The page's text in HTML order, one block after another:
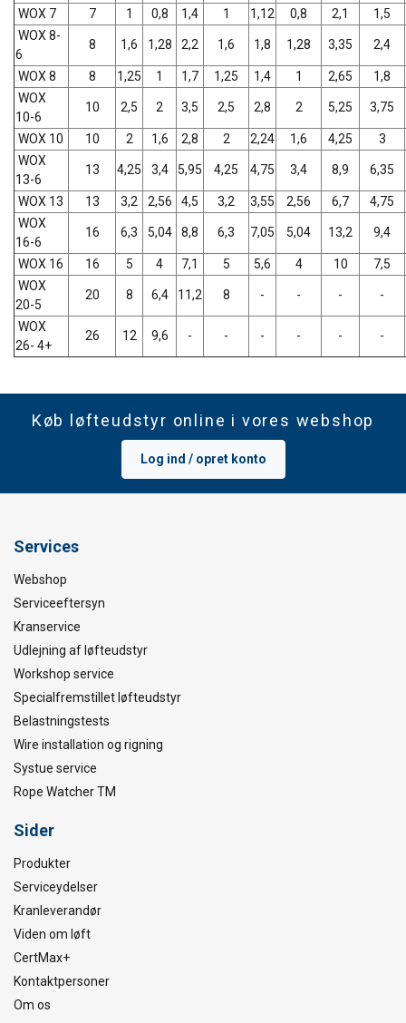
WOX 7 7 1 0,8 1,4 1 1,12 0,8 2,1
1,5
WOX 8-
6
8 1,6 1,28 2,2 1,6 1,8 1,28 3,35 2,4
WOX 8 8 1,25 1 1,7 1,25 1,4 1 2,65
1,8
WOX
10-6
10 2,5 2 3,5 2,5 2,8 2 5,25 3,75
WOX 10 10 2 1,6 2,8 2 2,24 1,6 4,25
3
WOX
13-6
13 4,25 3,4 5,95 4,25 4,75 3,4 8,9 6,35
WOX 13 13 3,2 2,56 4,5 3,2 3,55 2,56 6,7
4,75
WOX
16-6
16 6,3 5,04 8,8 6,3 7,05 5,04 13,2 9,4
WOX 16 16 5 4 7,1 5 5,6 4 10
7,5
WOX
20-5
20 8 6,4 11,2 8 - - - -
WOX
26- 4+
26 12 9,6 - - - - - -
Køb løfteudstyr online i vores webshop
Log ind / opret konto
Services
Webshop
Serviceeftersyn
Kranservice
Udlejning af løfteudstyr
Workshop service
Specialfremstillet løfteudstyr
Belastningstests
Wire installation og rigning
Systue service
Rope Watcher TM
Sider
Produkter
Serviceydelser
Kranleverandør
Viden om løft
CertMax+
Kontaktpersoner
Om os